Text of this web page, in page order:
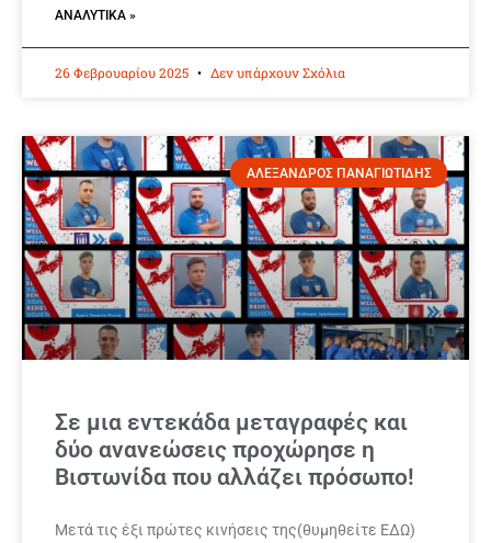
ΑΝΑΛΥΤΙΚΆ »
26 Φεβρουαρίου 2025 Δεν υπάρχουν Σχόλια
ΑΛΕΞΑΝΔΡΟΣ ΠΑΝΑΓΙΩΤΙΔΗΣ
Σε μια εντεκάδα μεταγραφές και
δύο ανανεώσεις προχώρησε η
Βιστωνίδα που αλλάζει πρόσωπο!
Μετά τις έξι πρώτες κινήσεις της(θυμηθείτε ΕΔΩ)